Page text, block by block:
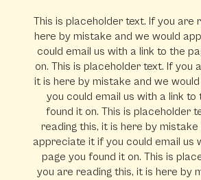
This is placeholder text. If you are
here by mistake and we would
could email us with a link to the
on. This is placeholder text. If you
it is here by mistake and we
you could email us with a link to
found it on. This is placeholder
reading this, it is here by
appreciate it if you could email us
page you found it on. This is
you are reading this, it is here by